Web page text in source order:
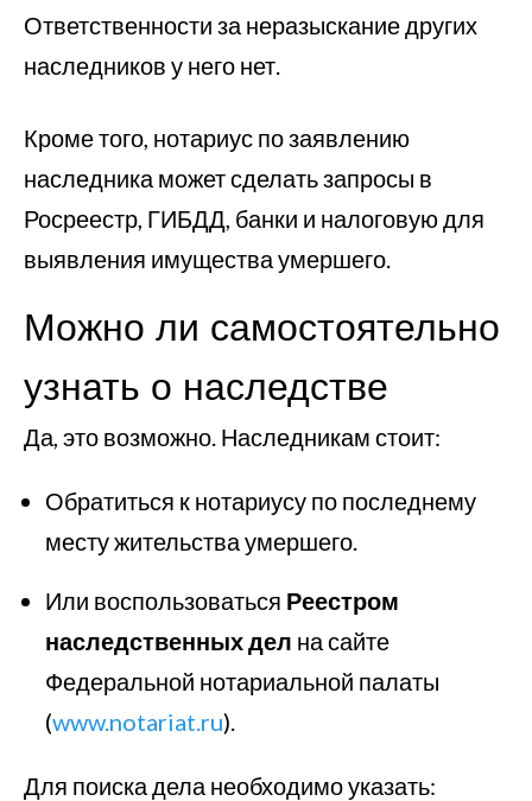
Ответственности за неразыскание других
наследников у него нет.
Кроме того, нотариус по заявлению
наследника может сделать запросы в
Росреестр, ГИБДД, банки и налоговую для
выявления имущества умершего.
Можно ли самостоятельно
узнать о наследстве
Да, это возможно. Наследникам стоит:
Обратиться к нотариусу по последнему
месту жительства умершего.
Или воспользоваться Реестром
наследственных дел на сайте
Федеральной нотариальной палаты
(www.notariat.ru).
Для поиска дела необходимо указать: